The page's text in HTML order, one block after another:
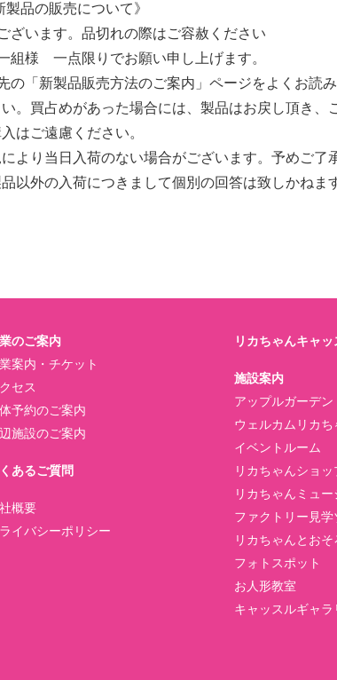
製品の販売について》
ざいます。品切れの際はご容赦ください
組様 一点限りでお願い申し上げます。
の「新製品販売方法のご案内」ページをよくお読
。買占めがあった場合には、製品はお戻し頂き、
はご遠慮ください。
より当日入荷のない場合がございます。予めご了
以外の入荷につきまして個別の回答は致しかねま
のご案内
案内・チケット
セス
予約のご案内
施設のご案内
あるご質問
概要
イバシーポリシー
リカちゃんキャ
施設案内
アップルガーデン
ウェルカムリカ
イベントルーム
リカちゃんショッ
リカちゃんミュ
ファクトリー見学
リカちゃんとお
フォトスポット
お人形教室
キャッスルギャ